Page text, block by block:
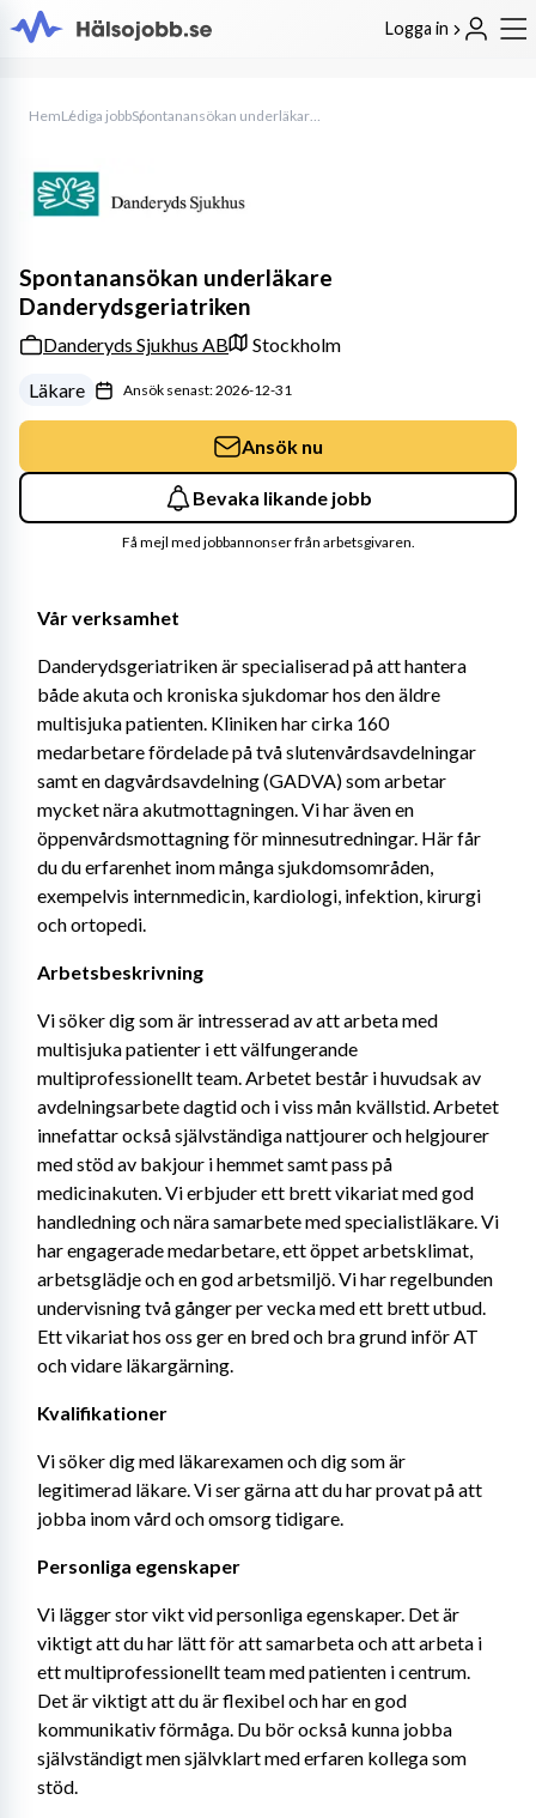
Logga in
HemLediga jobb Spontanansökan underläkare Danderydsgeriatriken
Vår verksamhet
Danderydsgeriatriken är specialiserad på att hantera
både akuta och kroniska sjukdomar hos den äldre
multisjuka patienten. Kliniken har cirka 160
medarbetare fördelade på två slutenvårdsavdelningar
samt en dagvårdsavdelning (GADVA) som arbetar
mycket nära akutmottagningen. Vi har även en
öppenvårdsmottagning för minnesutredningar. Här får
du du erfarenhet inom många sjukdomsområden,
exempelvis internmedicin, kardiologi, infektion, kirurgi
och ortopedi.
Arbetsbeskrivning
Vi söker dig som är intresserad av att arbeta med
multisjuka patienter i ett välfungerande
multiprofessionellt team. Arbetet består i huvudsak av
avdelningsarbete dagtid och i viss mån kvällstid. Arbetet
innefattar också självständiga nattjourer och helgjourer
med stöd av bakjour i hemmet samt pass på
medicinakuten. Vi erbjuder ett brett vikariat med god
handledning och nära samarbete med specialistläkare. Vi
har engagerade medarbetare, ett öppet arbetsklimat,
arbetsglädje och en god arbetsmiljö. Vi har regelbunden
undervisning två gånger per vecka med ett brett utbud.
Ett vikariat hos oss ger en bred och bra grund inför AT
och vidare läkargärning.
Kvalifikationer
Vi söker dig med läkarexamen och dig som är
legitimerad läkare. Vi ser gärna att du har provat på att
jobba inom vård och omsorg tidigare.
Personliga egenskaper
Vi lägger stor vikt vid personliga egenskaper. Det är
viktigt att du har lätt för att samarbeta och att arbeta i
ett multiprofessionellt team med patienten i centrum.
Det är viktigt att du är flexibel och har en god
kommunikativ förmåga. Du bör också kunna jobba
självständigt men självklart med erfaren kollega som
stöd.
Spontanansökan underläkare
Danderydsgeriatriken
Danderyds Sjukhus AB
Stockholm
Läkare
Ansök senast: 2026-12-31
Ansök nu
Bevaka likande jobb
Få mejl med jobbannonser från arbetsgivaren.